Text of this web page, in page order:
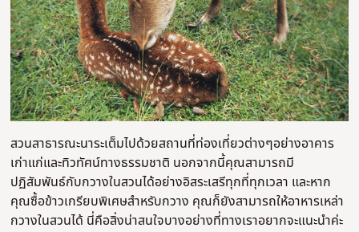
สวนสาธารณะนาระเต็มไปด้วยสถานที่ท่องเที่ยวต่างๆอย่างอาคาร
เก่าแก่และทิวทัศน์ทางธรรมชาติ นอกจากนี้คุณสามารถมี
ปฏิสัมพันธ์กับกวางในสวนได้อย่างอิสระเสรีทุกที่ทุกเวลา และหาก
คุณซื้อข้าวเกรียบพิเศษสำหรับกวาง คุณก็ยังสามารถให้อาหารเหล่า
กวางในสวนได้ นี่คือสิ่งน่าสนใจบางอย่างที่ทางเราอยากจะแนะนำค่ะ